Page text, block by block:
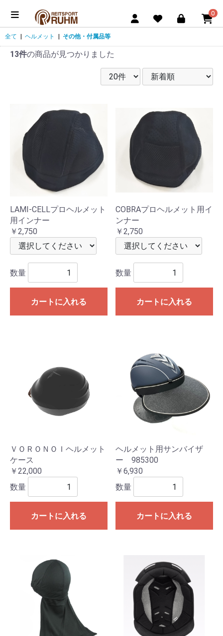
0
全て ヘルメット その他・付属品等
13件の商品が見つかりました
LAMI-CELLプロヘルメット
用インナー
￥2,750
数量
カートに入れる
COBRAプロヘルメット用イ
ンナー
￥2,750
数量
カートに入れる
ＶＯＲＯＮＯＩヘルメット
ケース
￥22,000
数量
カートに入れる
ヘルメット用サンバイザ
ー 985300
￥6,930
数量
カートに入れる